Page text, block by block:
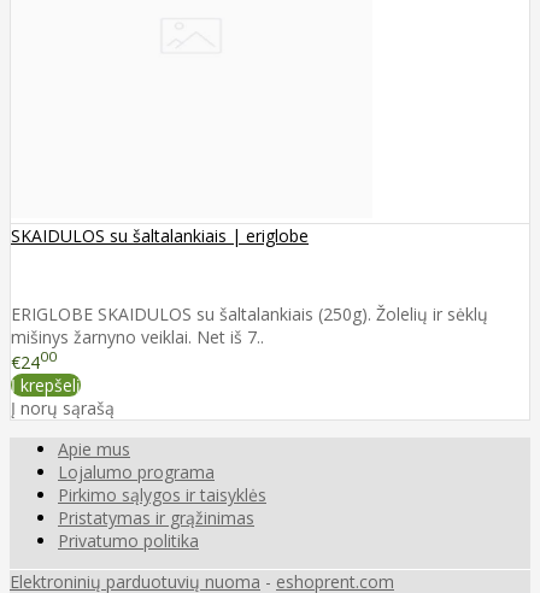
SKAIDULOS su šaltalankiais | eriglobe
ERIGLOBE SKAIDULOS su šaltalankiais (250g). Žolelių ir sėklų
mišinys žarnyno veiklai. Net iš 7..
€2400
Į krepšelį
Į norų sąrašą
Apie mus
Lojalumo programa
Pirkimo sąlygos ir taisyklės
Pristatymas ir grąžinimas
Privatumo politika
Elektroninių parduotuvių nuoma - eshoprent.com